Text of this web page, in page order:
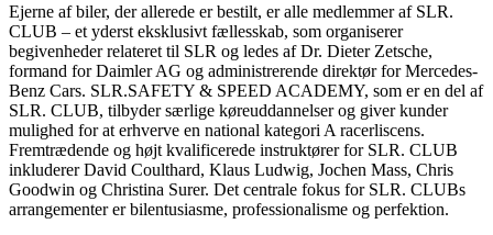
Ejerne af biler, der allerede er bestilt, er alle medlemmer af SLR.
CLUB – et yderst eksklusivt fællesskab, som organiserer
begivenheder relateret til SLR og ledes af Dr. Dieter Zetsche,
formand for Daimler AG og administrerende direktør for Mercedes-
Benz Cars. SLR.SAFETY & SPEED ACADEMY, som er en del af
SLR. CLUB, tilbyder særlige køreuddannelser og giver kunder
mulighed for at erhverve en national kategori A racerliscens.
Fremtrædende og højt kvalificerede instruktører for SLR. CLUB
inkluderer David Coulthard, Klaus Ludwig, Jochen Mass, Chris
Goodwin og Christina Surer. Det centrale fokus for SLR. CLUBs
arrangementer er bilentusiasme, professionalisme og perfektion.